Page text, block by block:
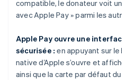
compatible, le donateur voit
avec Apple Pay » parmi les
Apple Pay ouvre une
sécurisée : en appuyant sur
native d’Apple s’ouvre et
ainsi que la carte par défaut